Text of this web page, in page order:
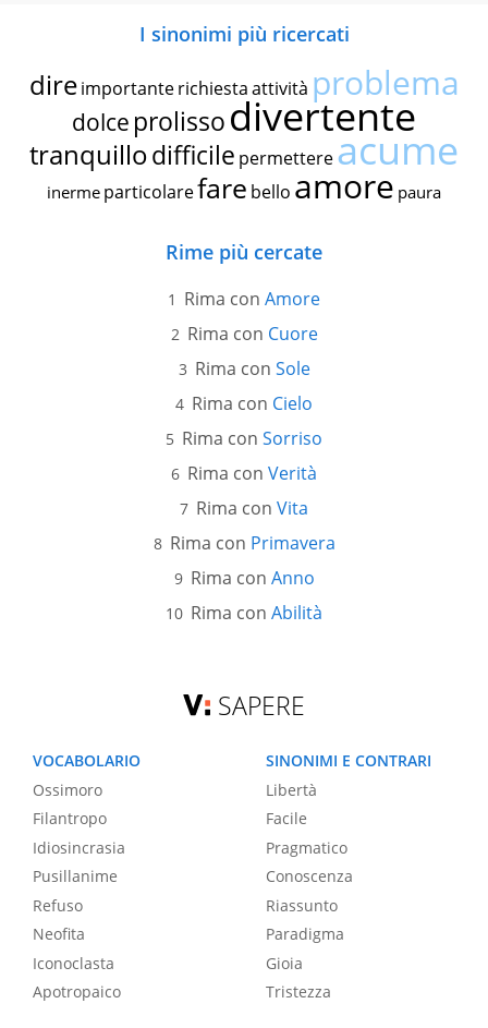
I sinonimi più ricercati
dire importante richiestaattività problema
dolce prolissodivertente
tranquillodifficile permettereacume
inerme particolarefare bello amore paura
Rime più cercate
Rima con Amore
Rima con Cuore
Rima con Sole
Rima con Cielo
Rima con Sorriso
Rima con Verità
Rima con Vita
Rima con Primavera
Rima con Anno
Rima con Abilità
SAPERE
VOCABOLARIO
Ossimoro
Filantropo
Idiosincrasia
Pusillanime
Refuso
Neofita
Iconoclasta
Apotropaico
SINONIMI E CONTRARI
Libertà
Facile
Pragmatico
Conoscenza
Riassunto
Paradigma
Gioia
Tristezza